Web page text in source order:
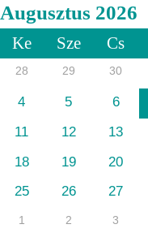
Augusztus 2026
Ke Sze Cs
28 29 30
4 5 6
11 12 13
18 19 20
25 26 27
1 2 3